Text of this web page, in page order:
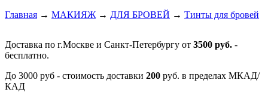
Главная → МАКИЯЖ → ДЛЯ БРОВЕЙ → Тинты для бровей
Доставка по г.Москве и Санкт-Петербургу от 3500 руб. -
бесплатно.
До 3000 руб - стоимость доставки 200 руб. в пределах МКАД/
КАД